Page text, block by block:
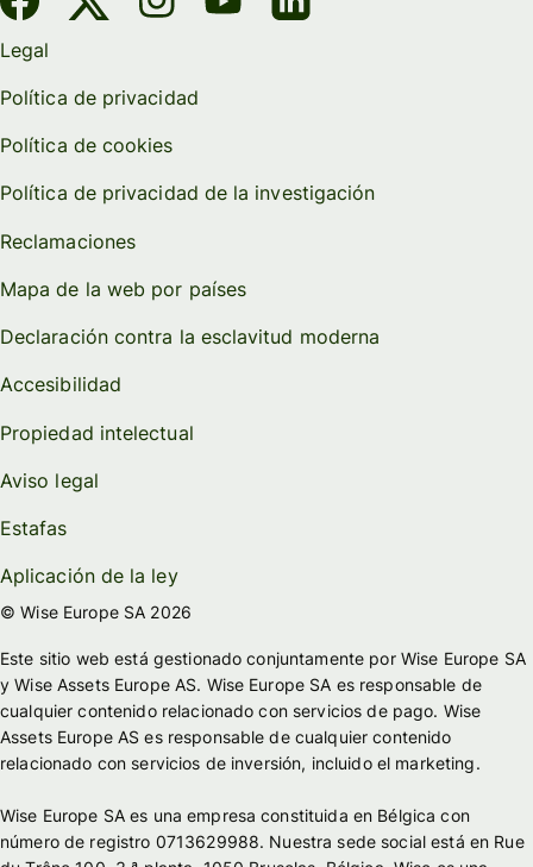
Legal
Política de privacidad
Política de cookies
Política de privacidad de la investigación
Reclamaciones
Mapa de la web por países
Declaración contra la esclavitud moderna
Accesibilidad
Propiedad intelectual
Aviso legal
Estafas
Aplicación de la ley
© Wise Europe SA 2026
Este sitio web está gestionado conjuntamente por Wise Europe SA
y Wise Assets Europe AS. Wise Europe SA es responsable de
cualquier contenido relacionado con servicios de pago. Wise
Assets Europe AS es responsable de cualquier contenido
relacionado con servicios de inversión, incluido el marketing.
Wise Europe SA es una empresa constituida en Bélgica con
número de registro 0713629988. Nuestra sede social está en Rue